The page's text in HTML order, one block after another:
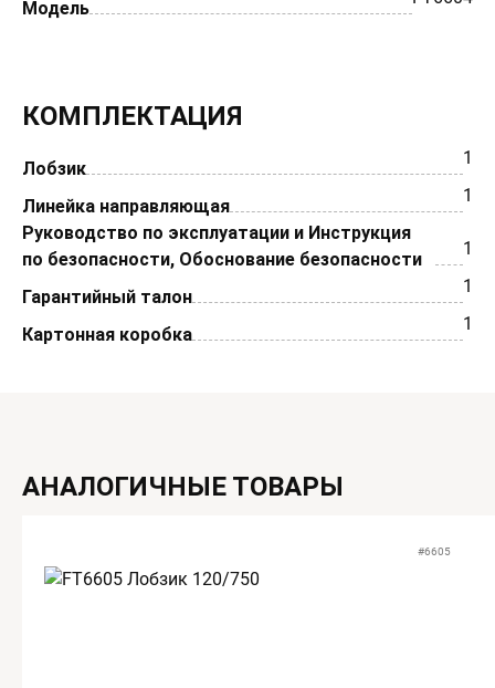
Модель
КОМПЛЕКТАЦИЯ
Лобзик
1
Линейка направляющая
1
Руководство по эксплуатации и Инструкция
по безопасности, Обоснование безопасности
1
Гарантийный талон
1
Картонная коробка
1
АНАЛОГИЧНЫЕ ТОВАРЫ
#6605